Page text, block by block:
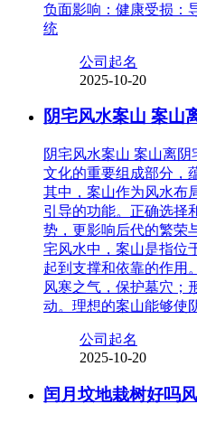
负面影响：健康受损：
统
公司起名
2025-10-20
阴宅风水案山 案山
阴宅风水案山 案山离
文化的重要组成部分，
其中，案山作为风水布
引导的功能。正确选择
势，更影响后代的繁荣
宅风水中，案山是指位
起到支撑和依靠的作用
风寒之气，保护墓穴；
动。理想的案山能够使
公司起名
2025-10-20
闰月坟地栽树好吗